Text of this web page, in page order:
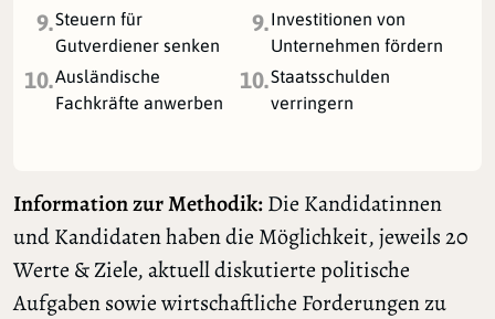
9.Steuern für
Gutverdiener senken
9.Investitionen von
Unternehmen fördern
10.Ausländische
Fachkräfte anwerben
10.Staatsschulden
verringern
Information zur Methodik:Die Kandidatinnen
und Kandidaten haben die Möglichkeit, jeweils 20
Werte & Ziele, aktuell diskutierte politische
Aufgaben sowie wirtschaftliche Forderungen zu